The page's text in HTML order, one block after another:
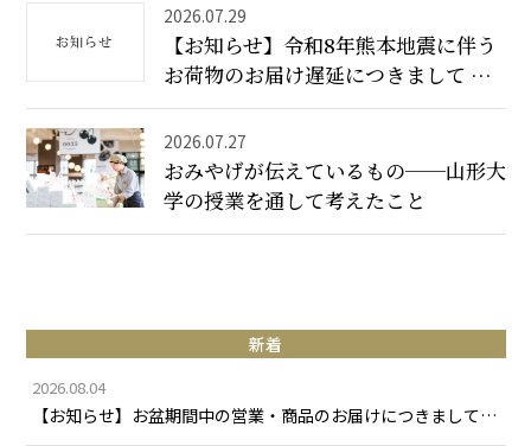
新着
2026.08.04
【お知らせ】お盆期間中の営業・商品のお届けにつきまして…
2026.07.29
【お知らせ】令和8年熊本地震に伴う
お荷物のお届け遅延につきまして …
2026.07.27
おみやげが伝えているもの──山形大
学の授業を通して考えたこと